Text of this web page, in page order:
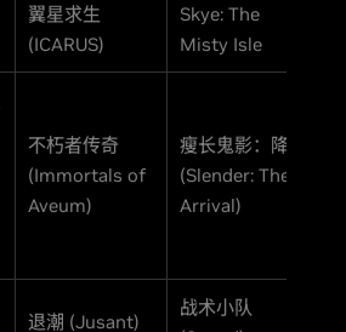
翼星求生
(ICARUS)
Skye: The
Misty Isle
不朽者传奇
(Immortals of
Aveum)
瘦长鬼影：降临
(Slender: The
Arrival)
退潮 (Jusant)
战术小队